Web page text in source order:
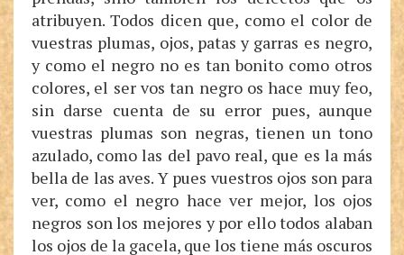
atribuyen. Todos dicen que, como el color de
vuestras plumas, ojos, patas y garras es negro,
y como el negro no es tan bonito como otros
colores, el ser vos tan negro os hace muy feo,
sin darse cuenta de su error pues, aunque
vuestras plumas son negras, tienen un tono
azulado, como las del pavo real, que es la más
bella de las aves. Y pues vuestros ojos son para
ver, como el negro hace ver mejor, los ojos
negros son los mejores y por ello todos alaban
los ojos de la gacela, que los tiene más oscuros